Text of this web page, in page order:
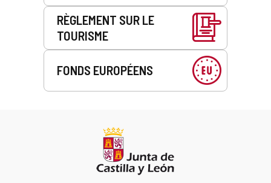
RÈGLEMENT SUR LE
TOURISME
FONDS EUROPÉENS